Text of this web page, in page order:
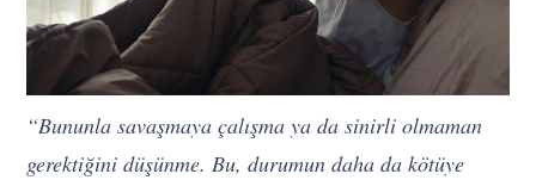
“Bununla savaşmaya çalışma ya da sinirli olmaman
gerektiğini düşünme. Bu, durumun daha da kötüye